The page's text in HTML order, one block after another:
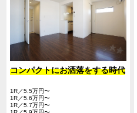
コンパクトにお洒落をする時代
1R／5.5万円〜
1R／5.6万円〜
1R／5.7万円〜